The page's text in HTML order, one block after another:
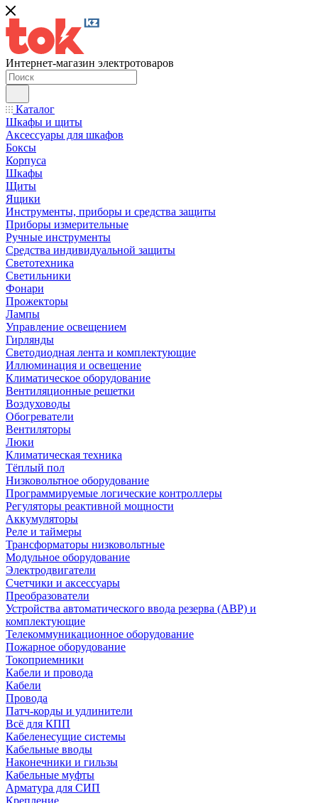
Интернет-магазин электротоваров
Каталог
Шкафы и щиты
Аксессуары для шкафов
Боксы
Корпуса
Шкафы
Щиты
Ящики
Инструменты, приборы и средства защиты
Приборы измерительные
Ручные инструменты
Средства индивидуальной защиты
Светотехника
Светильники
Фонари
Прожекторы
Лампы
Управление освещением
Гирлянды
Светодиодная лента и комплектующие
Иллюминация и освещение
Климатическое оборудование
Вентиляционные решетки
Воздуховоды
Обогреватели
Вентиляторы
Люки
Климатическая техника
Тёплый пол
Низковольтное оборудование
Программируемые логические контроллеры
Регуляторы реактивной мощности
Аккумуляторы
Реле и таймеры
Трансформаторы низковольтные
Модульное оборудование
Электродвигатели
Счетчики и аксессуары
Преобразователи
Устройства автоматического ввода резерва (АВР) и
комплектующие
Телекоммуникационное оборудование
Пожарное оборудование
Токоприемники
Кабели и провода
Кабели
Провода
Патч-корды и удлинители
Всё для КПП
Кабеленесущие системы
Кабельные вводы
Наконечники и гильзы
Кабельные муфты
Арматура для СИП
Крепление